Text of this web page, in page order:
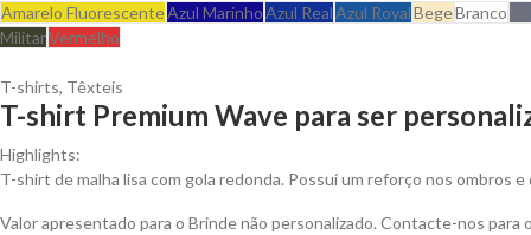
Amarelo FluorescenteAzul MarinhoAzul RealAzul RoyalBegeBranco
MilitarVermelho
T-shirts, Têxteis
T-shirt Premium Wave para ser
Highlights:
T-shirt de malha lisa com gola redonda. Possuí um reforço nos ombros
Valor apresentado para o Brinde não personalizado. Contacte-nos